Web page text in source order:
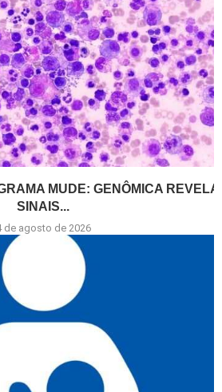
MUDE: GENÔMICA REVELA
SINAIS...
de agosto de 2026